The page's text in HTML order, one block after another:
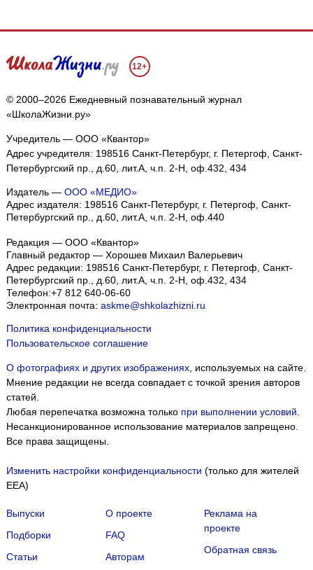
12+
© 2000–2026 Ежедневный познавательный журнал
«ШколаЖизни.ру»
Учредитель — ООО «Квантор»
Адрес учредителя: 198516 Санкт-Петербург, г. Петергоф, Санкт-
Петербургский пр., д.60, лит.А, ч.п. 2-Н, оф.432, 434
Издатель — ООО «МЕДИО»
Адрес издателя: 198516 Санкт-Петербург, г. Петергоф, Санкт-
Петербургский пр., д.60, лит.А, ч.п. 2-Н, оф.440
Редакция — ООО «Квантор»
Главный редактор — Хорошев Михаил Валерьевич
Адрес редакции: 198516 Санкт-Петербург, г. Петергоф Санкт-
Петербургский пр., д.60, лит.А, ч.п. 2-Н, оф.432, 434
Телефон:+7 812 640-06-60
Электронная почта: askme@shkolazhizni.ru
Политика конфиденциальности
Пользовательское соглашение
О фотографиях и других изображениях, используемых на сайте.
Мнение редакции не всегда совпадает с точкой зрения авторов
статей.
Любая перепечатка возможна только при выполнении условий
Несанкционированное использование материалов запрещено.
Все права защищены.
Изменить настройки конфиденциальности (только для жителей
EEA)
Выпуски
Подборки
Статьи
О проекте
FAQ
Авторам
Реклама на
проекте
Обратная связь